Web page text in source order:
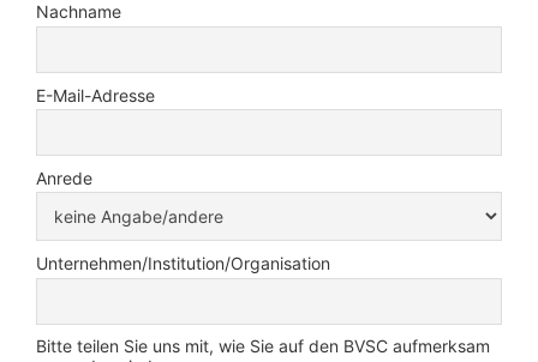
Nachname
E-Mail-Adresse
Anrede
Unternehmen/Institution/Organisation
Bitte teilen Sie uns mit, wie Sie auf den BVSC aufmerksam